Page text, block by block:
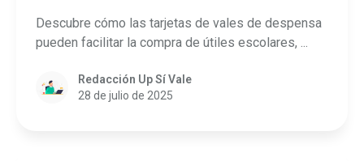
Descubre cómo las tarjetas de vales de despensa
pueden facilitar la compra de útiles escolares, ...
Redacción Up Sí Vale
28 de julio de 2025